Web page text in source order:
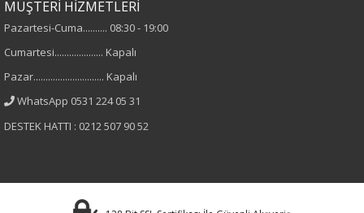
Kadın
Kol Tipi
MÜŞTERİ HİZMETLERİ
Pazartesi-Cuma.......... 08:30 - 19:00
Cumartesi.................... Kapalı
Pazar............................. Kapalı
WhatsApp 0531 224 05 31
DESTEK HATTI : 0212 507 90 52